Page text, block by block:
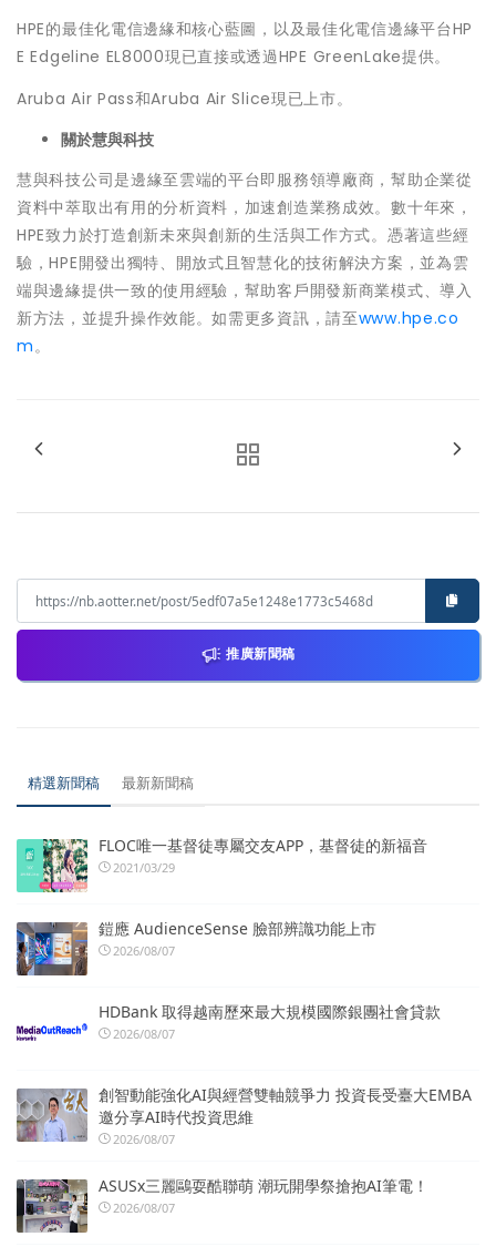
HPE的最佳化電信邊緣和核心藍圖，以及最佳化電信邊緣平台HP
E Edgeline EL8000現已直接或透過HPE GreenLake提供。
Aruba Air Pass和Aruba Air Slice現已上市。
關於慧與科技
慧與科技公司是邊緣至雲端的平台即服務領導廠商，幫助企業從
資料中萃取出有用的分析資料，加速創造業務成效。數十年來，
HPE致力於打造創新未來與創新的生活與工作方式。憑著這些經
驗，HPE開發出獨特、開放式且智慧化的技術解決方案，並為雲
端與邊緣提供一致的使用經驗，幫助客戶開發新商業模式、導入
新方法，並提升操作效能。如需更多資訊，請至www.hpe.co
m。
推廣新聞稿
精選新聞稿 最新新聞稿
FLOC唯一基督徒專屬交友APP，基督徒的新福音
2021/03/29
鎧應 AudienceSense 臉部辨識功能上市
2026/08/07
HDBank 取得越南歷來最大規模國際銀團社會貸款
2026/08/07
創智動能強化AI與經營雙軸競爭力 投資長受臺大EMBA
邀分享AI時代投資思維
2026/08/07
ASUSx三麗鷗耍酷聯萌 潮玩開學祭搶抱AI筆電！
2026/08/07